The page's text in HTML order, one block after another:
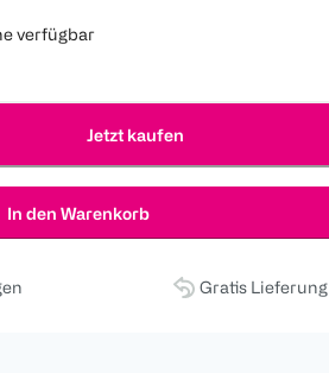
verfügbar
Jetzt kaufen
In den Warenkorb
Gratis